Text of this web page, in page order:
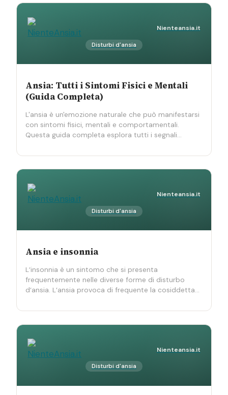
Nienteansia.it
Disturbi d'ansia
Ansia: Tutti i Sintomi Fisici e Mentali
(Guida Completa)
L'ansia è un'emozione naturale che può manifestarsi
con sintomi fisici, mentali e comportamentali.
Questa guida completa esplora tutti i segnali…
Nienteansia.it
Disturbi d'ansia
Ansia e insonnia
L’insonnia è un sintomo che si presenta
frequentemente nelle diverse forme di disturbo
d’ansia. L’ansia provoca di frequente la cosiddetta…
Nienteansia.it
Disturbi d'ansia